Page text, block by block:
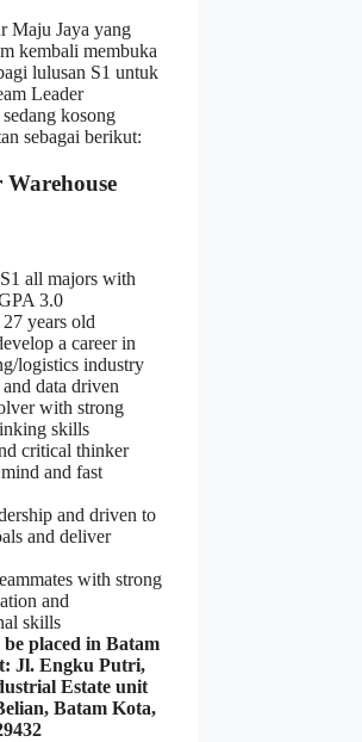
Maju Jaya yang
kembali membuka
lulusan S1 untuk
Leader
kosong
sebagai berikut:
Warehouse
all majors with
3.0
years old
a career in
logistics industry
data driven
with strong
skills
critical thinker
and fast
and driven to
and deliver
with strong
and
skills
placed in Batam
Jl. Engku Putri,
Estate unit
Batam Kota,